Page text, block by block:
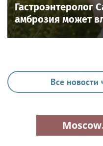
Гастроэнтеролог
амброзия может
Все новости